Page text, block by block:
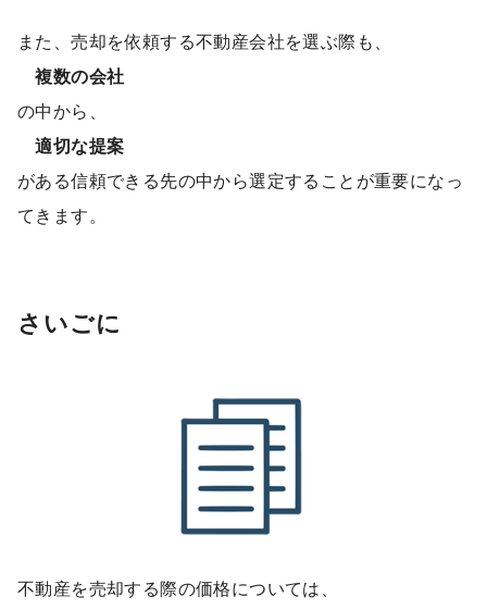
また、売却を依頼する不動産会社を選ぶ際も、
複数の会社
の中から、
適切な提案
がある信頼できる先の中から選定することが重要になっ
てきます。
さいごに
不動産を売却する際の価格については、